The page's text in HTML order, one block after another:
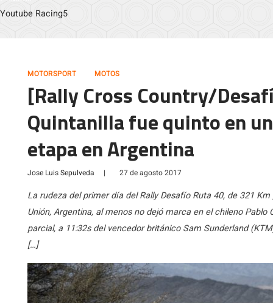
Youtube Racing5
MOTORSPORT MOTOS
[Rally Cross Country/
Quintanilla fue quinto en
etapa en Argentina
Jose Luis Sepulveda | 27 de agosto 2017
La rudeza del primer día del Rally Desafío Ruta 40, de 321
Unión, Argentina, al menos no dejó marca en el chileno
parcial, a 11:32s del vencedor británico Sam Sunderland
[…]